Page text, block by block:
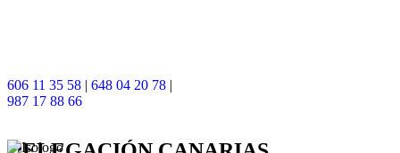
606 11 35 58 | 648 04 20 78 |
987 17 88 66